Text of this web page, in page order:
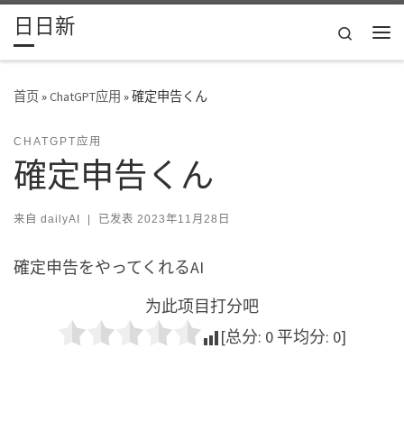
Skip to content
日日新
Search
首页»ChatGPT应用 »確定申告くん
CHATGPT应用
確定申告くん
来自 dailyAI | 已发表 2023年11月28日
確定申告をやってくれるAI
为此项目打分吧
[总分: 0 平均分: 0]